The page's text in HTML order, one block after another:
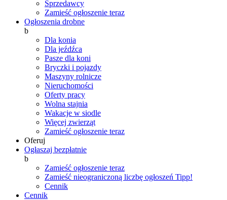
Sprzedawcy
Zamieść ogłoszenie teraz
Ogłoszenia drobne
b
Dla konia
Dla jeźdźca
Pasze dla koni
Bryczki i pojazdy
Maszyny rolnicze
Nieruchomości
Oferty pracy
Wolna stajnia
Wakacje w siodle
Więcej zwierząt
Zamieść ogłoszenie teraz
Oferuj
Ogłaszaj bezpłatnie
b
Zamieść ogłoszenie teraz
Zamieść nieograniczoną liczbę ogłoszeń Tipp!
Cennik
Cennik